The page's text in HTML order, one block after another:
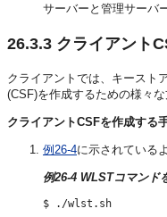
サーバーと管理サーバ
26.3.3 クライアント
クライアントでは、キースト
(CSF)を作成するための様々
クライアントCSFを作成する
例26-4に示されている
例26-4 WLSTコマンド
$ ./wlst.sh